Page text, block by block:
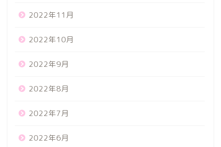
2022年11月
2022年10月
2022年9月
2022年8月
2022年7月
2022年6月